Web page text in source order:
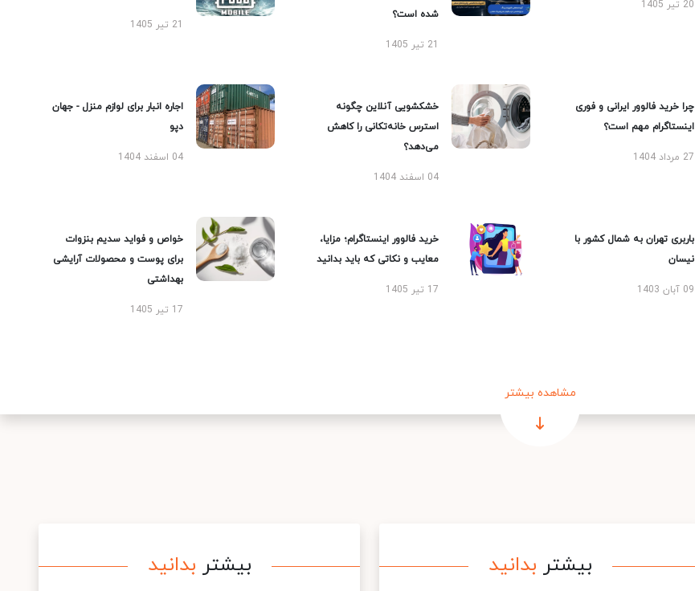
20 تیر 1405
شده است؟
21 تیر 1405
21 تیر 1405
چرا خرید فالوور ایرانی و فوری
اینستاگرام مهم است؟
27 مرداد 1404
خشکشویی آنلاین چگونه
استرس خانه‌تکانی را کاهش
می‌دهد؟
04 اسفند 1404
اجاره انبار برای لوازم منزل - جهان
دپو
04 اسفند 1404
باربری تهران به شمال کشور با
نیسان
09 آبان 1403
خرید فالوور اینستاگرام؛ مزایا،
معایب و نکاتی که باید بدانید
17 تیر 1405
خواص و فواید سدیم بنزوات
برای پوست و محصولات آرایشی
بهداشتی
17 تیر 1405
مشاهده بیشتر
بیشتر بدانید بیشتر بدانید